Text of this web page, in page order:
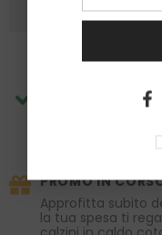
seta
RITIRO
Visualizza le
PROMO IN
Approfitta subito
la tua spesa ti